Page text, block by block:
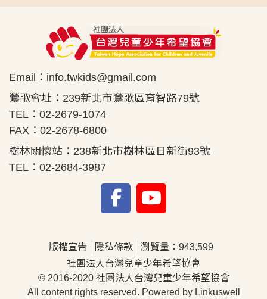
Email： info.twkids@gmail.com
鶯歌會址：239新北市鶯歌區育智路79號
TEL：02-2679-1074
FAX：02-2678-6800
樹林關懷站：238新北市樹林區日新街93號
TEL：02-2684-3987
版權宣告 隱私條款
瀏覽量：943,599
社團法人台灣兒童少年希望協會
© 2016-2020 社團法人台灣兒童少年希望協會
All content rights reserved. Powered by Linkuswell